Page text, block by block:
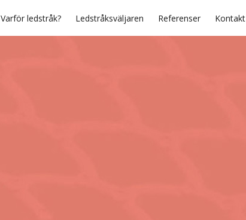
Varför ledstråk? Ledstråksväljaren Referenser Kontakt